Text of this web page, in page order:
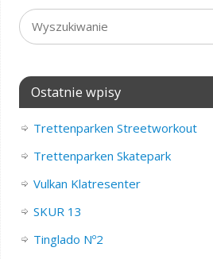
Ostatnie wpisy
Trettenparken Streetworkout
Trettenparken Skatepark
Vulkan Klatresenter
SKUR 13
Tinglado Nº2